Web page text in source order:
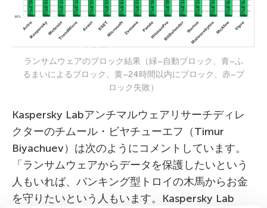
ランサムウェアのブロック結果（緑–自動ブロック、青–ふ
るまいによるブロック、黄–24時間以内にブロック、赤–ブ
ロック失敗）
Kaspersky Labアンチマルウェアリサーチディレ
クターのチムール・ビヤチューエフ（Timur
Biyachuev）は次のようにコメントしています。
「ランサムウェアからデータを保護したいという
人もいれば、バンキング型トロイの木馬からお金
を守りたいという人もいます。Kaspersky Lab